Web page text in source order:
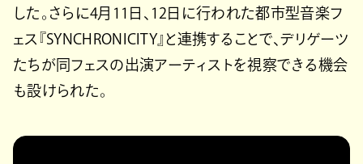
した。さらに4月11日、12日に行われた都市型音楽フ
ェス『SYNCHRONICITY』と連携することで、デリゲーツ
たちが同フェスの出演アーティストを視察できる機会
も設けられた。